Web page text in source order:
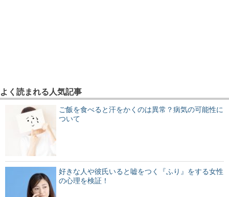
よく読まれる人気記事
ご飯を食べると汗をかくのは異常？病気の可能性に
ついて
好きな人や彼氏いると嘘をつく『ふり』をする女性
の心理を検証！